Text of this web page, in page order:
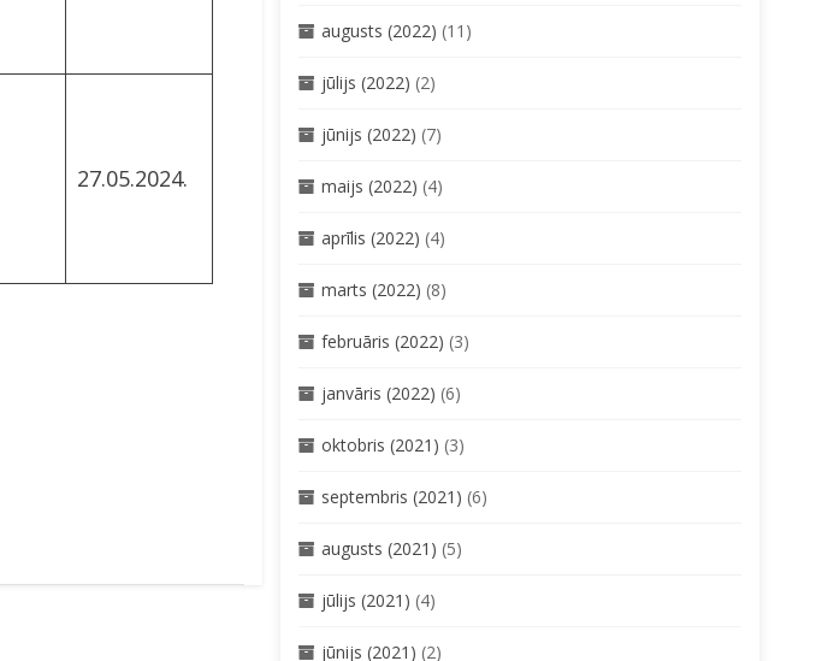
27.05.2024.
augusts (2022) (11)
jūlijs (2022) (2)
jūnijs (2022) (7)
maijs (2022) (4)
aprīlis (2022) (4)
marts (2022) (8)
februāris (2022) (3)
janvāris (2022) (6)
oktobris (2021) (3)
septembris (2021) (6)
augusts (2021) (5)
jūlijs (2021) (4)
jūnijs (2021) (2)